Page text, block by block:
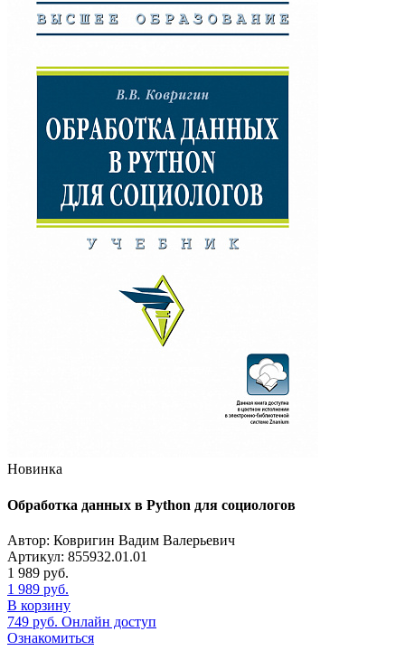
Новинка
Обработка данных в Python для социологов
Автор: Ковригин Вадим Валерьевич
Артикул: 855932.01.01
1 989 руб.
1 989 руб.
В корзину
749 руб. Онлайн доступ
Ознакомиться